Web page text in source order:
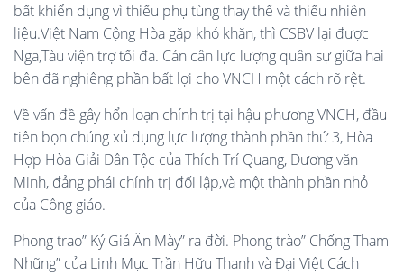
bất khiển dụng vì thiếu phụ tùng thay thế và thiếu nhiên
liệu.Việt Nam Cộng Hòa gặp khó khăn, thì CSBV lại được
Nga,Tàu viện trợ tối đa. Cán cân lực lượng quân sự giữa hai
bên đã nghiêng phần bất lợi cho VNCH một cách rõ rệt.
Về vấn đề gây hổn loạn chính trị tại hậu phương VNCH, đầu
tiên bọn chúng xủ dụng lực lượng thành phần thứ 3, Hòa
Hợp Hòa Giải Dân Tộc của Thích Trí Quang, Dương văn
Minh, đảng phái chính trị đối lập,và một thành phần nhỏ
của Công giáo.
Phong trao” Ký Giả Ăn Mày” ra đời. Phong trào” Chống Tham
Nhũng” của Linh Mục Trần Hữu Thanh và Đại Việt Cách